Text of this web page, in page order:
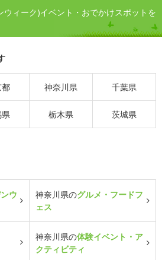
ウィーク)イベント・おでかけスポットを
神奈川県 千葉県
栃木県 茨城県
ウ
神奈川県のグルメ・フードフ
ェス
神奈川県の体験イベント・ア
クティビティ